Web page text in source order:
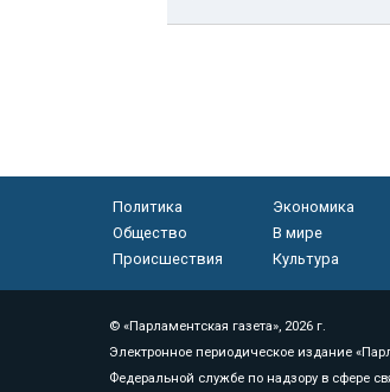
Политика
Экономика
Общество
В мире
Происшествия
Культура
© «Парламентская газета», 2026 г.
Электронное периодическое издание
Федеральной службе по надзору в сфере